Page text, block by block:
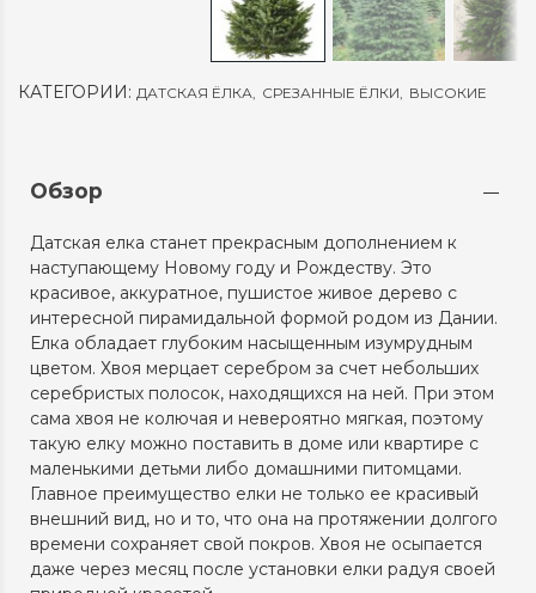
КАТЕГОРИИ: ДАТСКАЯ ЁЛКА, СРЕЗАННЫЕ ЁЛКИ, ВЫСОКИЕ
Обзор
Датская елка станет прекрасным дополнением к
наступающему Новому году и Рождеству. Это
красивое, аккуратное, пушистое живое дерево с
интересной пирамидальной формой родом из Дании.
Елка обладает глубоким насыщенным изумрудным
цветом. Хвоя мерцает серебром за счет небольших
серебристых полосок, находящихся на ней. При этом
сама хвоя не колючая и невероятно мягкая, поэтому
такую елку можно поставить в доме или квартире с
маленькими детьми либо домашними питомцами.
Главное преимущество елки не только ее красивый
внешний вид, но и то, что она на протяжении долгого
времени сохраняет свой покров. Хвоя не осыпается
даже через месяц после установки елки радуя своей